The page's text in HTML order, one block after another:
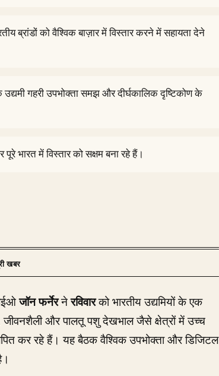
ब्रांडों को वैश्विक बाज़ार में विस्तार करने में सहायता देने
गहरी उपभोक्ता समझ और दीर्घकालिक दृष्टिकोण के
पूरे भारत में विस्तार को सक्षम बना रहे हैं।
जॉन फर्नेरनेरविवारको भारतीय उद्यमियों के एक
जीवनशैली और पालतू पशु देखभाल जैसे क्षेत्रों में उच्च
कर रहे हैं। यह बैठक वैश्विक उपभोक्ता और डिजिटल